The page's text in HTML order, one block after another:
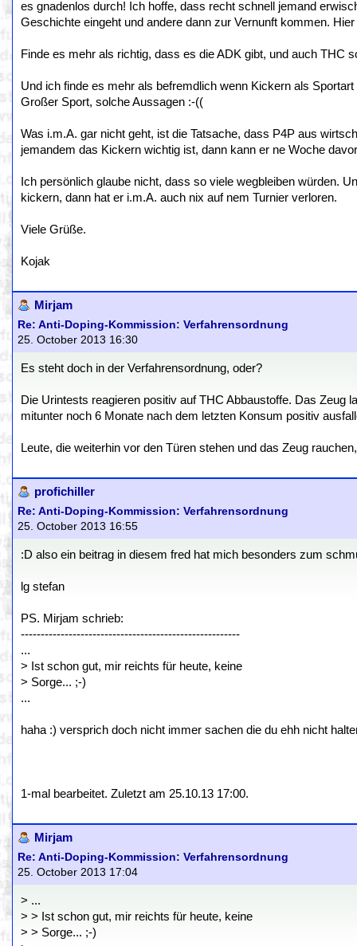
es gnadenlos durch! Ich hoffe, dass recht schnell jemand
Geschichte eingeht und andere dann zur Vernunft kommen.
Finde es mehr als richtig, dass es die ADK gibt, und auch THC
Und ich finde es mehr als befremdlich wenn Kickern als
Großer Sport, solche Aussagen :-((
Was i.m.A. gar nicht geht, ist die Tatsache, dass P4P aus
jemandem das Kickern wichtig ist, dann kann er ne Woche
Ich persönlich glaube nicht, dass so viele wegbleiben würden.
kickern, dann hat er i.m.A. auch nix auf nem Turnier verloren.
Viele Grüße.
Kojak
Mirjam
Re: Anti-Doping-Kommission: Verfahrensordnung
25. October 2013 16:30
Es steht doch in der Verfahrensordnung, oder?
Die Urintests reagieren positiv auf THC Abbaustoffe. Das Zeug
mitunter noch 6 Monate nach dem letzten Konsum positiv
Leute, die weiterhin vor den Türen stehen und das Zeug
profichiller
Re: Anti-Doping-Kommission: Verfahrensordnung
25. October 2013 16:55
:D also ein beitrag in diesem fred hat mich besonders zum
lg stefan
PS. Mirjam schrieb:
-------------------------------------------------------
...
> Ist schon gut, mir reichts für heute, keine
> Sorge... ;-)
...
haha :) versprich doch nicht immer sachen die du ehh nicht
1-mal bearbeitet. Zuletzt am 25.10.13 17:00.
Mirjam
Re: Anti-Doping-Kommission: Verfahrensordnung
25. October 2013 17:04
> ...
> > Ist schon gut, mir reichts für heute, keine
> > Sorge... ;-)